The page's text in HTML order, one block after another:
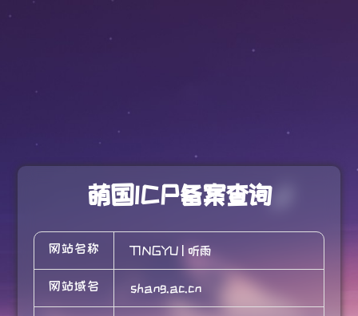
萌国ICP备案查询
网站名称 TINGYU | 听雨
网站域名 shang.ac.cn